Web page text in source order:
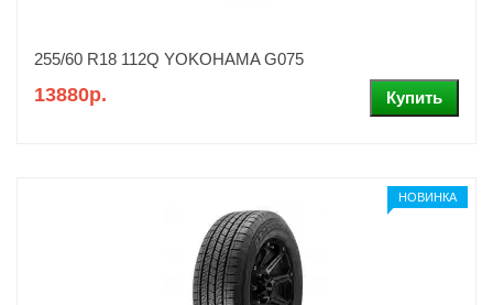
255/60 R18 112Q YOKOHAMA G075
13880р.
НОВИНКА